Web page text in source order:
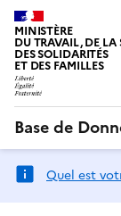
MINISTÈRE
DU TRAVAIL, DE LA
DES SOLIDARITÉS
ET DES FAMILLES
Base de
Quel est